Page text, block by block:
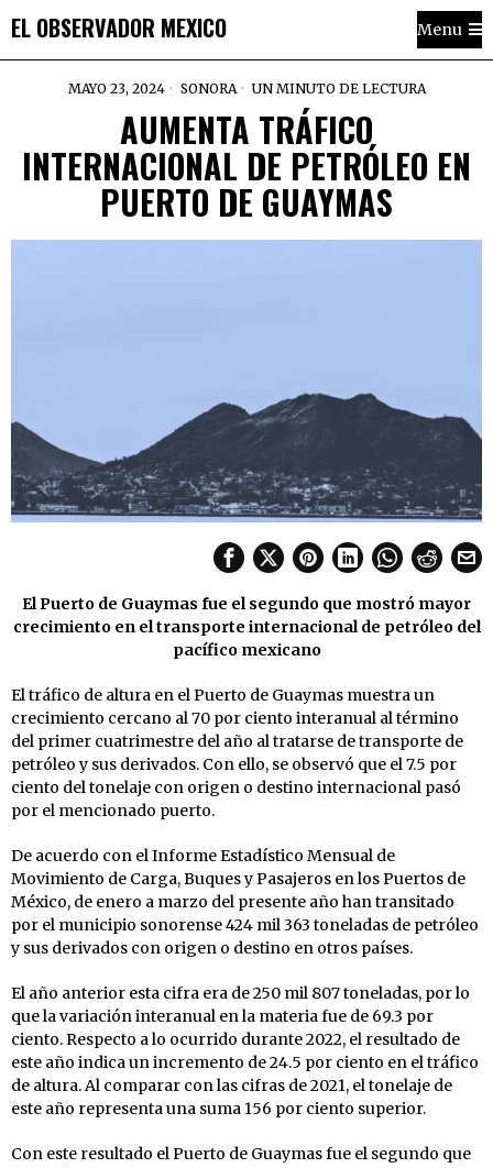
EL OBSERVADOR MEXICO Menu
MAYO 23, 2024 SONORA UN MINUTO DE LECTURA
AUMENTA TRÁFICO
INTERNACIONAL DE PETRÓLEO EN
PUERTO DE GUAYMAS
El Puerto de Guaymas fue el segundo que mostró mayor
crecimiento en el transporte internacional de petróleo del
pacífico mexicano
El tráfico de altura en el Puerto de Guaymas muestra un
crecimiento cercano al 70 por ciento interanual al término
del primer cuatrimestre del año al tratarse de transporte de
petróleo y sus derivados. Con ello, se observó que el 7.5 por
ciento del tonelaje con origen o destino internacional pasó
por el mencionado puerto.
De acuerdo con el Informe Estadístico Mensual de
Movimiento de Carga, Buques y Pasajeros en los Puertos de
México, de enero a marzo del presente año han transitado
por el municipio sonorense 424 mil 363 toneladas de petróleo
y sus derivados con origen o destino en otros países.
El año anterior esta cifra era de 250 mil 807 toneladas, por lo
que la variación interanual en la materia fue de 69.3 por
ciento. Respecto a lo ocurrido durante 2022, el resultado de
este año indica un incremento de 24.5 por ciento en el tráfico
de altura. Al comparar con las cifras de 2021, el tonelaje de
este año representa una suma 156 por ciento superior.
Con este resultado el Puerto de Guaymas fue el segundo que